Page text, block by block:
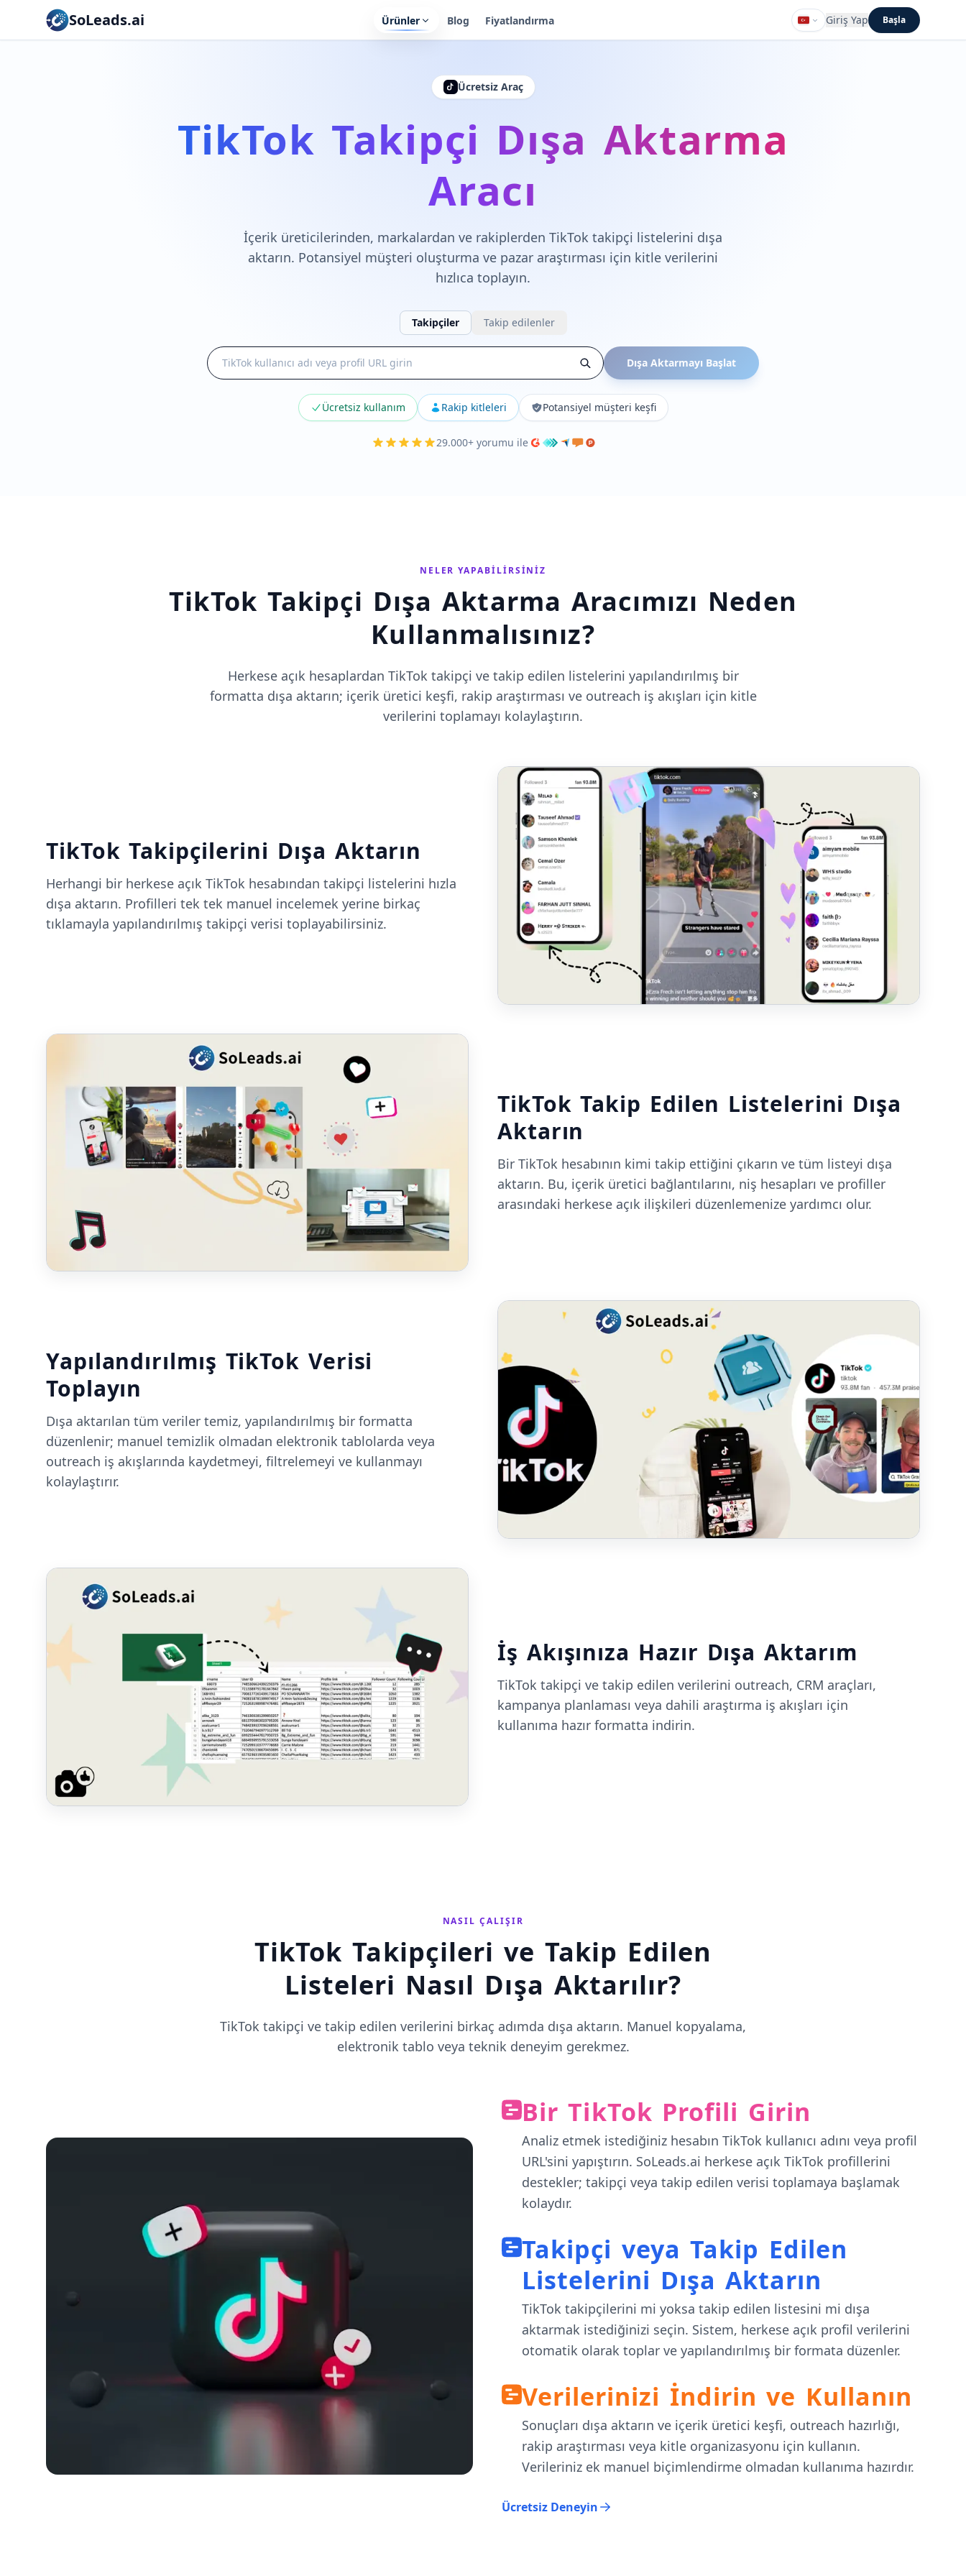
SoLeads.ai Ürünler Blog Fiyatlandırma Giriş Yap Başla
Ücretsiz Araç
TikTok Takipçi Dışa Aktarma
Aracı
İçerik üreticilerinden, markalardan ve rakiplerden TikTok takipçi listelerini dışa
aktarın. Potansiyel müşteri oluşturma ve pazar araştırması için kitle verilerini
hızlıca toplayın.
Takipçiler Takip edilenler
Dışa Aktarmayı Başlat
Ücretsiz kullanım Rakip kitleleri Potansiyel müşteri keşfi
29.000+ yorumu ile
NELER YAPABILIRSINIZ
TikTok Takipçi Dışa Aktarma Aracımızı Neden
Kullanmalısınız?
Herkese açık hesaplardan TikTok takipçi ve takip edilen listelerini yapılandırılmış bir
formatta dışa aktarın; içerik üretici keşfi, rakip araştırması ve outreach iş akışları için kitle
verilerini toplamayı kolaylaştırın.
TikTok Takipçilerini Dışa Aktarın
Herhangi bir herkese açık TikTok hesabından takipçi listelerini hızla
dışa aktarın. Profilleri tek tek manuel incelemek yerine birkaç
tıklamayla yapılandırılmış takipçi verisi toplayabilirsiniz.
TikTok Takip Edilen Listelerini Dışa
Aktarın
Bir TikTok hesabının kimi takip ettiğini çıkarın ve tüm listeyi dışa
aktarın. Bu, içerik üretici bağlantılarını, niş hesapları ve profiller
arasındaki herkese açık ilişkileri düzenlemenize yardımcı olur.
Yapılandırılmış TikTok Verisi
Toplayın
Dışa aktarılan tüm veriler temiz, yapılandırılmış bir formatta
düzenlenir; manuel temizlik olmadan elektronik tablolarda veya
outreach iş akışlarında kaydetmeyi, filtrelemeyi ve kullanmayı
kolaylaştırır.
İş Akışınıza Hazır Dışa Aktarım
TikTok takipçi ve takip edilen verilerini outreach, CRM araçları,
kampanya planlaması veya dahili araştırma iş akışları için
kullanıma hazır formatta indirin.
NASIL ÇALIŞIR
TikTok Takipçileri ve Takip Edilen
Listeleri Nasıl Dışa Aktarılır?
TikTok takipçi ve takip edilen verilerini birkaç adımda dışa aktarın. Manuel kopyalama,
elektronik tablo veya teknik deneyim gerekmez.
Bir TikTok Profili Girin
Analiz etmek istediğiniz hesabın TikTok kullanıcı adını veya profil
URL'sini yapıştırın. SoLeads.ai herkese açık TikTok profillerini
destekler; takipçi veya takip edilen verisi toplamaya başlamak
kolaydır.
Takipçi veya Takip Edilen
Listelerini Dışa Aktarın
TikTok takipçilerini mi yoksa takip edilen listesini mi dışa
aktarmak istediğinizi seçin. Sistem, herkese açık profil verilerini
otomatik olarak toplar ve yapılandırılmış bir formata düzenler.
Verilerinizi İndirin ve Kullanın
Sonuçları dışa aktarın ve içerik üretici keşfi, outreach hazırlığı,
rakip araştırması veya kitle organizasyonu için kullanın.
Verileriniz ek manuel biçimlendirme olmadan kullanıma hazırdır.
Ücretsiz Deneyin